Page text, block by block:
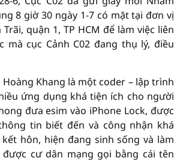
8 giờ 30 ngày 1-7 có mặt tại đơn vị
quận 1, TP HCM để làm việc liên
mà cục Cảnh C02 đang thụ lý, điều
Khang là một coder – lập trình
ứng dụng khá tiện ích cho người
đưa esim vào iPhone Lock, được
tin biết đến và công nhận khá
hôn, hiện đang sinh sống và làm
được cư dân mạng gọi bằng cái tên